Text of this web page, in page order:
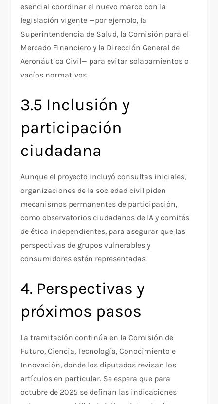
esencial coordinar el nuevo marco con la
legislación vigente —por ejemplo, la
Superintendencia de Salud, la Comisión para el
Mercado Financiero y la Dirección General de
Aeronáutica Civil— para evitar solapamientos o
vacíos normativos.
3.5 Inclusión y
participación
ciudadana
Aunque el proyecto incluyó consultas iniciales,
organizaciones de la sociedad civil piden
mecanismos permanentes de participación,
como observatorios ciudadanos de IA y comités
de ética independientes, para asegurar que las
perspectivas de grupos vulnerables y
consumidores estén representadas.
4. Perspectivas y
próximos pasos
La tramitación continúa en la Comisión de
Futuro, Ciencia, Tecnología, Conocimiento e
Innovación, donde los diputados revisan los
artículos en particular. Se espera que para
octubre de 2025 se definan las indicaciones